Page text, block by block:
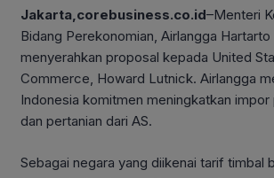
Jakarta,corebusiness.co.id–Menteri
Bidang Perekonomian, Airlangga Hartarto
menyerahkan proposal kepada United
Commerce, Howard Lutnick. Airlangga
Indonesia komitmen meningkatkan
dan pertanian dari AS.
Sebagai negara yang diikenai tarif timbal